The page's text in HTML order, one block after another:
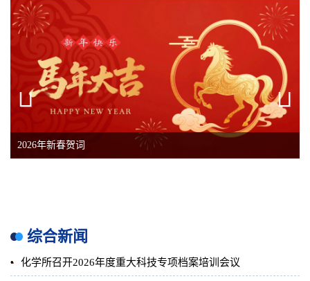
2026年新春贺词
综合新闻
• 化学所召开2026年度重大科技专项档案培训会议